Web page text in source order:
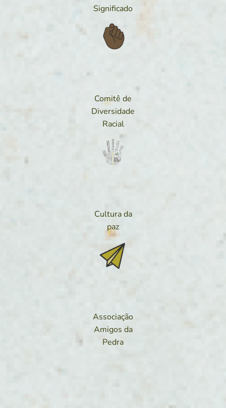
Significado
Comitê de
Diversidade
Racial
Cultura da
paz
Associação
Amigos da
Pedra